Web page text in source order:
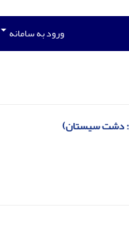
ورود به سامانه
دشت سیستان)